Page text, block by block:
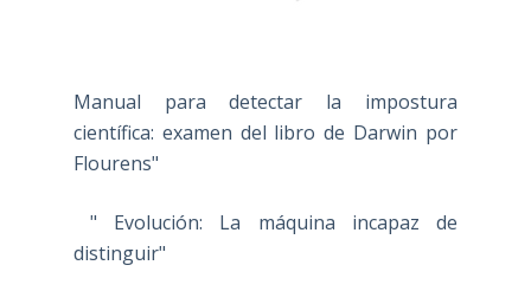
Manual para detectar la impostura
científica: examen del libro de Darwin por
Flourens"
" Evolución: La máquina incapaz de
distinguir"